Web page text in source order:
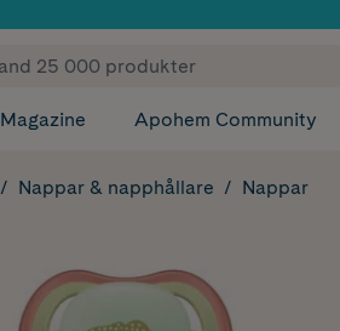
Magazine Apohem Community
Nappar & napphållare Nappar